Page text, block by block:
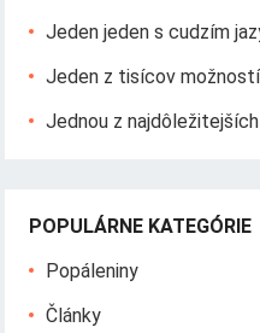
Jeden jeden s cudzím
Jeden z tisícov možností
Jednou z
POPULÁRNE KATEGÓRIE
Popáleniny
Články